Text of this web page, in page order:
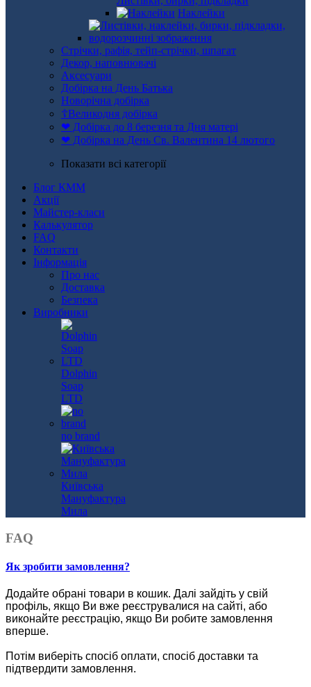
Наклейки
Стрічки, рафія, тейп-стрічки, шпагат
Декор, наповнювачі
Аксесуари
Добірка на День Батька
Новорічна добірка
☦Великодня добірка
❤ Добірка до 8 березня та Дня матері
❤ Добірка на День Св. Валентина 14 лютого
Показати всі категорії
Блог КММ
Акції
Майстер-класи
Калькулятор
FAQ
Контакти
Інформація
Про нас
Доставка
Безпека
Виробники
Dolphin
Soap
LTD
no brand
Київська
Мануфактура
Мила
FAQ
Як зробити замовлення?
Додайте обрані товари в кошик. Далі зайдіть у свій
профіль, якщо Ви вже реєструвалися на сайті, або
виконайте реєстрацію, якщо Ви робите замовлення
вперше.
Потім виберіть спосіб оплати, спосіб доставки та
підтвердити замовлення.